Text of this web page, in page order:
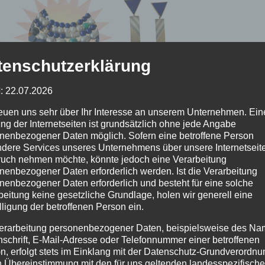
Sommer-Sale-Angebot lockt vielleicht nicht die
es Ihr Herz & füllt Ihre Schatzkammer
oder Ihren Lieben ein Geschenk, an dem Sie
erfreuen!!
der aktuellen Hygiene-Regeln rufen Sie uns bitte
22.07.2026
uns sehr über Ihr Interesse an unserem Unternehmen.
der Internetseiten ist grundsätzlich ohne jede Angabe
Daten möglich. Sofern eine betroffene Person
Services unseres Unternehmens über unsere
nehmen möchte, könnte jedoch eine Verarbeitung
Daten erforderlich werden. Ist die Verarbeitung
Daten erforderlich und besteht für eine solche
keine gesetzliche Grundlage, holen wir generell eine
der betroffenen Person ein.
personenbezogener Daten, beispielsweise des
E-Mail-Adresse oder Telefonnummer einer betroffenen
erfolgt stets im Einklang mit der Datenschutz-